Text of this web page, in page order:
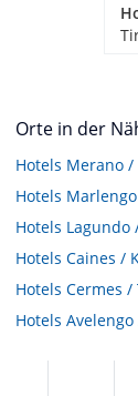
Orte in der
Hotels Merano /
Hotels
Hotels Lagundo
Hotels Caines /
Hotels Cermes /
Hotels